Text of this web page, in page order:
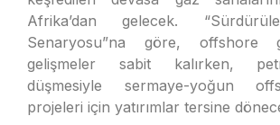
Afrika’dan gelecek.
Senaryosu”na göre, offshore
gelişmeler sabit kalırken,
düşmesiyle sermaye-yoğun
projeleri için yatırımlar tersine